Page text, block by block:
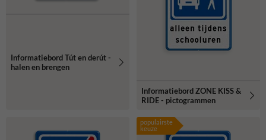
Informatiebord Tút en derút -
halen en brengen
Informatiebord ZONE KISS &
RIDE - pictogrammen
populairste
keuze